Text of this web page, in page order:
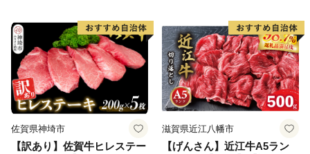
気】(H083106)
佐賀県神埼市
【訳あり】佐賀牛ヒレステー
滋賀県近江八幡市
【げんさん】近江牛A5ラン